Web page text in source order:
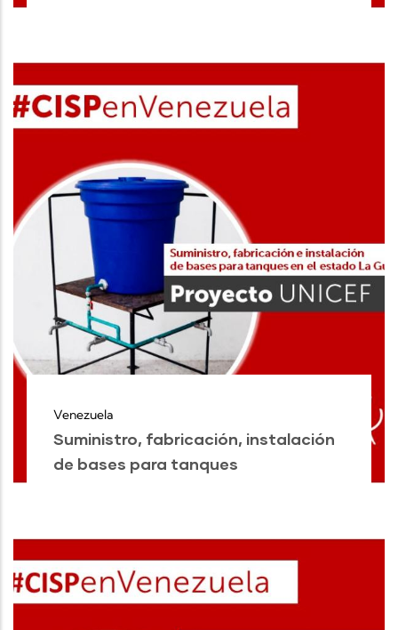
Venezuela
Suministro, fabricación, instalación
de bases para tanques